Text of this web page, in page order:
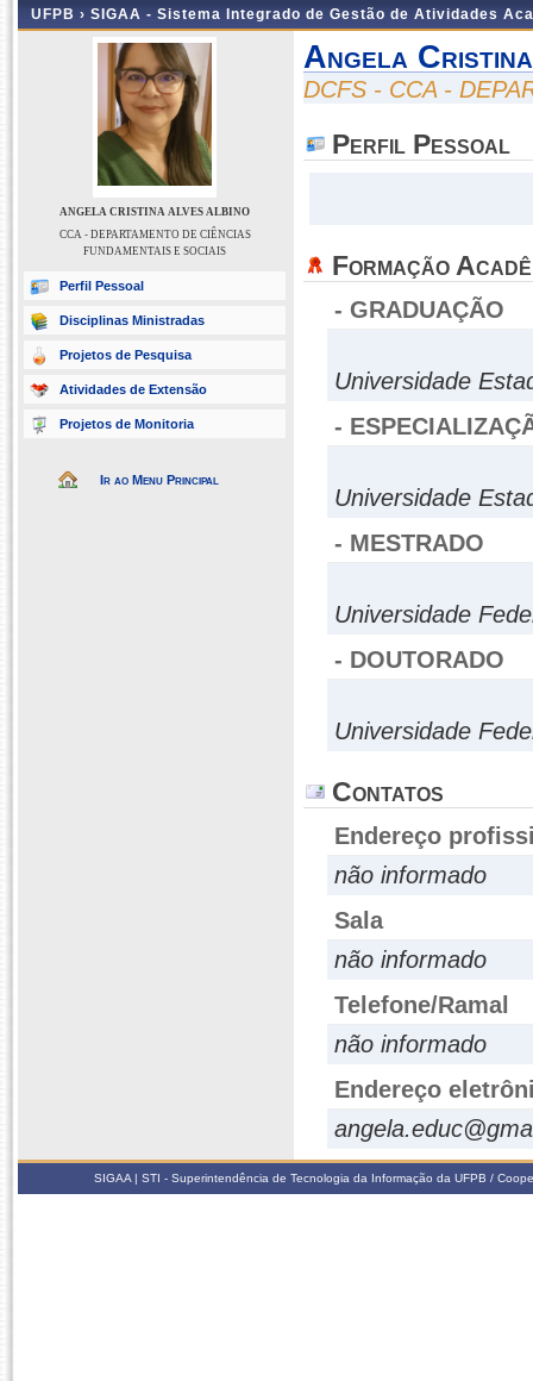
UFPB › SIGAA - Sistema Integrado de Gestão de Atividades
ANGELA CRISTINA ALVES ALBINO
CCA - DEPARTAMENTO DE CIÊNCIAS
FUNDAMENTAIS E SOCIAIS
Perfil Pessoal
Disciplinas Ministradas
Projetos de Pesquisa
Atividades de Extensão
Projetos de Monitoria
Ir ao Menu Principal
Angela
DCFS - CCA -
Perfil Pessoal
Formação
- GRADUAÇÃO
Universidade
-
Universidade
- MESTRADO
Universidade
- DOUTORADO
Universidade
Contatos
Endereço
não informado
Sala
não informado
Telefone/Ramal
não informado
Endereço
SIGAA | STI - Superintendência de Tecnologia da Informação da UFPB /